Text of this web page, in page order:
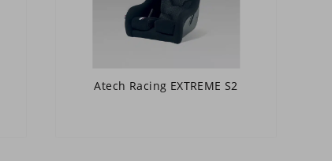
Atech Racing EXTREME S2